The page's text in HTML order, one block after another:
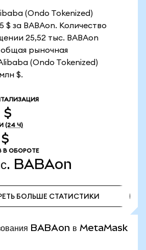
(Ondo Tokenized)
$ за BABAon. Количество
25,52 тыс. BABAon
общая рыночная
(Ondo Tokenized)
$.
$
(24 Ч)
В ОБОРОТЕ
BABAon
БОЛЬШЕ СТАТИСТИКИ
BABAon в MetaMask